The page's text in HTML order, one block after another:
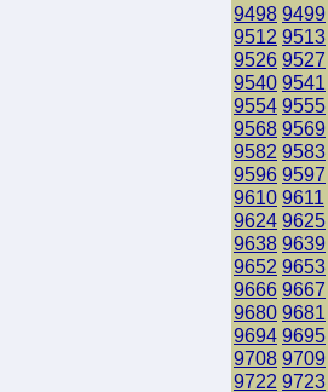
9498 9499
9512 9513
9526 9527
9540 9541
9554 9555
9568 9569
9582 9583
9596 9597
9610 9611
9624 9625
9638 9639
9652 9653
9666 9667
9680 9681
9694 9695
9708 9709
9722 9723